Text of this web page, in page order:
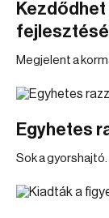
Megjelent a
Egyhetes
Sok a gyorshajtó.